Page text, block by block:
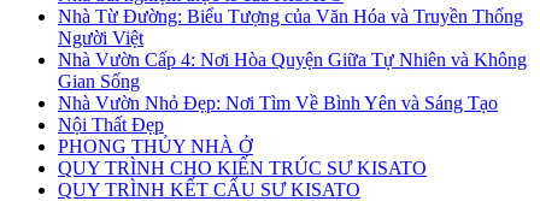
Nhà Từ Đường: Biểu Tượng của Văn Hóa và Truyền Thống
Người Việt
Nhà Vườn Cấp 4: Nơi Hòa Quyện Giữa Tự Nhiên và Không
Gian Sống
Nhà Vườn Nhỏ Đẹp: Nơi Tìm Về Bình Yên và Sáng Tạo
Nội Thất Đẹp
PHONG THỦY NHÀ Ở
QUY TRÌNH CHO KIẾN TRÚC SƯ KISATO
QUY TRÌNH KẾT CẤU SƯ KISATO